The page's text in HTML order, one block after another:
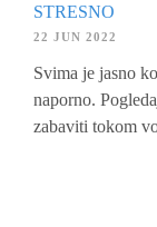
STRESNO
22 JUN 2022
Svima je jasno
naporno.
zabaviti tokom